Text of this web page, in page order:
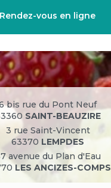
Rendez-vous en ligne
bis rue du Pont Neuf
SAINT-BEAUZIRE
3 rue Saint-Vincent
63370 LEMPDES
avenue du Plan d'Eau
LES ANCIZES-COMPS